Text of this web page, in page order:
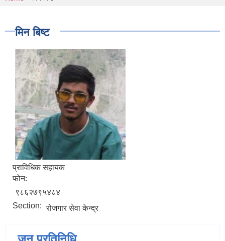
मिन बिष्ट
प्राविधिक सहायक
फोन:
९८६२७९५४८४
Section: रोजगार सेवा केन्द्र